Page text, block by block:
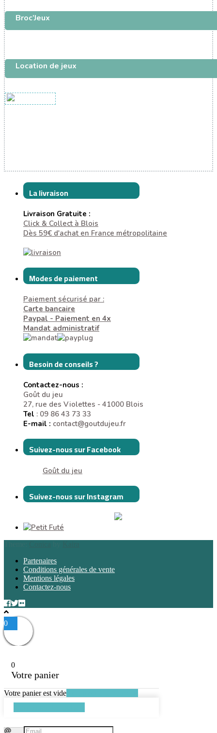
Broc’Jeux
Location de jeux
La livraison
Livraison Gratuite :
Click & Collect à Blois
Dès 59€ d'achat en France métropolitaine
Modes de paiement
Paiement sécurisé par :
Carte bancaire
Paypal - Paiement en 4x
Mandat administratif
Besoin de conseils ?
Contactez-nous :
Goût du jeu
27, rue des Violettes - 41000 Blois
Tel : 09 86 43 73 33
E-mail : contact@goutdujeu.fr
Suivez-nous sur Facebook
Goût du jeu
Suivez-nous sur Instagram
Partenaires
Conditions générales de vente
Mentions légales
Contactez-nous
0
0
Votre panier
Votre panier est vide